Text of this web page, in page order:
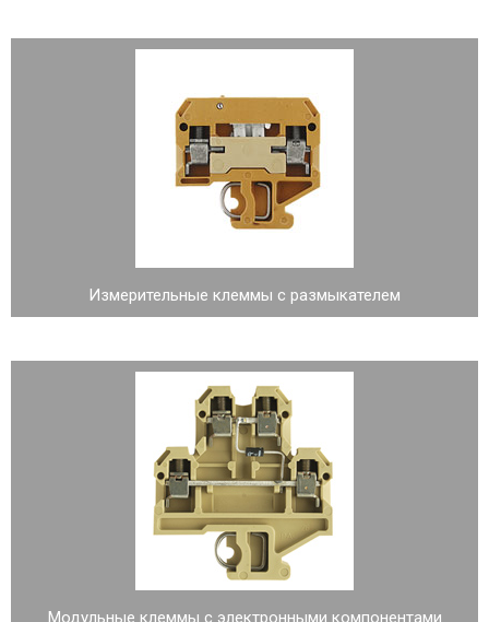
Измерительные клеммы с размыкателем
Модульные клеммы с электронными компонентами